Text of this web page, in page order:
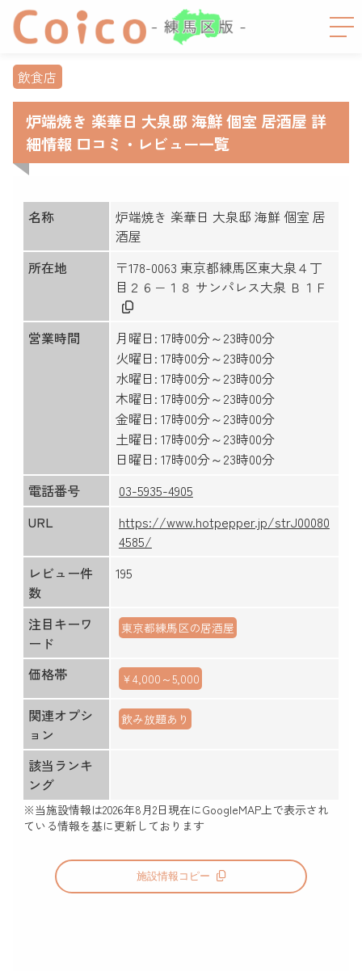
飲食店
炉端焼き 楽華日 大泉邸 海鮮 個室 居酒屋 詳
細情報 口コミ・レビュー一覧
名称
炉端焼き 楽華日 大泉邸 海鮮 個室 居
酒屋
所在地
〒178-0063 東京都練馬区東大泉４丁
目２６−１８ サンパレス大泉 Ｂ１Ｆ
営業時間
月曜日: 17時00分～23時00分
火曜日: 17時00分～23時00分
水曜日: 17時00分～23時00分
木曜日: 17時00分～23時00分
金曜日: 17時00分～23時00分
土曜日: 17時00分～23時00分
日曜日: 17時00分～23時00分
電話番号
03-5935-4905
URL
https://www.hotpepper.jp/strJ00080
4585/
レビュー件
数
195
注目キーワ
ード
東京都練馬区の居酒屋
価格帯 ￥4,000～5,000
関連オプシ
ョン
飲み放題あり
該当ランキ
ング
※当施設情報は2026年8月2日現在にGoogleMAP上で表示され
ている情報を基に更新しております
施設情報コピー